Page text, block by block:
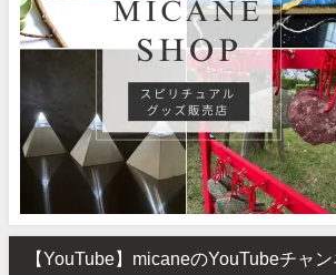
【YouTube】micaneのYouTubeチャ